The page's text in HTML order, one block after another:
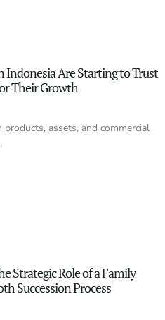
Indonesia Are Starting to Trust
Their Growth
assets, and commercial
Strategic Role of a Family
Succession Process